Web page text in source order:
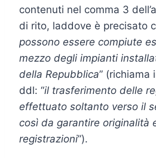
contenuti nel comma 3
di rito, laddove è precisato
possono essere compiute
mezzo degli impianti
della Repubblica” (richiama
ddl: “il trasferimento delle
effettuato soltanto verso il
così da garantire originalità
registrazioni”).